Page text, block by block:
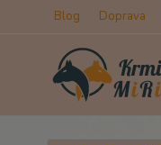
Blog Doprava